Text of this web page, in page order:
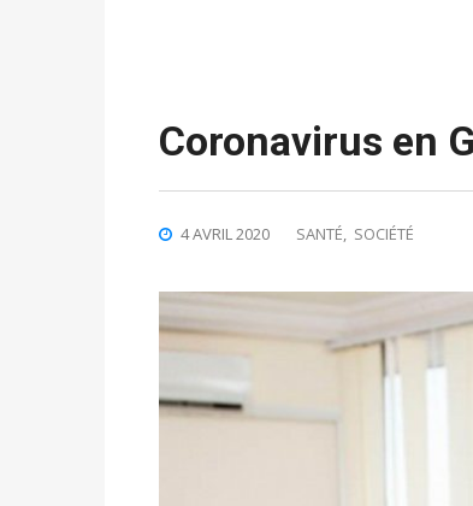
Coronavirus en
4 AVRIL 2020 SANTÉ, SOCIÉTÉ